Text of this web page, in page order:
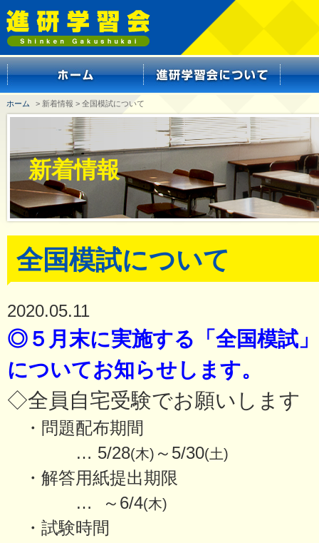
ホーム > 新着情報 > 全国模試について
新着情報
全国模試について
2020.05.11
◎５月末に実施する「全国模試
についてお知らせします。
◇全員自宅受験でお願いします
・問題配布期間
… 5/28(木) ～5/30(土)
・解答用紙提出期限
… ～6/4(木)
・試験時間